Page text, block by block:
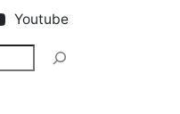
Youtube